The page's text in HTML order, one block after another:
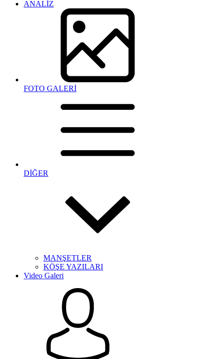
ANALİZ
FOTO GALERİ
DİĞER
MANŞETLER
KÖŞE YAZILARI
Video Galeri